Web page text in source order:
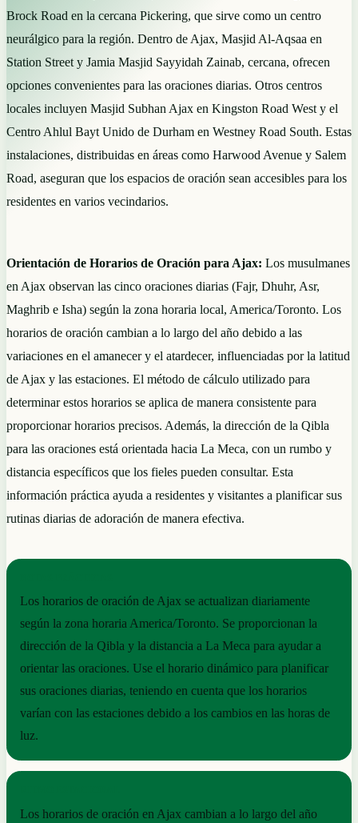
Brock Road en la cercana Pickering, que sirve como un centro
neurálgico para la región. Dentro de Ajax, Masjid Al-Aqsaa en
Station Street y Jamia Masjid Sayyidah Zainab, cercana, ofrecen
opciones convenientes para las oraciones diarias. Otros centros
locales incluyen Masjid Subhan Ajax en Kingston Road West y el
Centro Ahlul Bayt Unido de Durham en Westney Road South. Estas
instalaciones, distribuidas en áreas como Harwood Avenue y Salem
Road, aseguran que los espacios de oración sean accesibles para los
residentes en varios vecindarios.
Orientación de Horarios de Oración para Ajax: Los musulmanes
en Ajax observan las cinco oraciones diarias (Fajr, Dhuhr, Asr,
Maghrib e Isha) según la zona horaria local, America/Toronto. Los
horarios de oración cambian a lo largo del año debido a las
variaciones en el amanecer y el atardecer, influenciadas por la latitud
de Ajax y las estaciones. El método de cálculo utilizado para
determinar estos horarios se aplica de manera consistente para
proporcionar horarios precisos. Además, la dirección de la Qibla
para las oraciones está orientada hacia La Meca, con un rumbo y
distancia específicos que los fieles pueden consultar. Esta
información práctica ayuda a residentes y visitantes a planificar sus
rutinas diarias de adoración de manera efectiva.
Los horarios de oración de Ajax se actualizan diariamente
según la zona horaria America/Toronto. Se proporcionan la
dirección de la Qibla y la distancia a La Meca para ayudar a
orientar las oraciones. Use el horario dinámico para planificar
sus oraciones diarias, teniendo en cuenta que los horarios
varían con las estaciones debido a los cambios en las horas de
luz.
Los horarios de oración en Ajax cambian a lo largo del año